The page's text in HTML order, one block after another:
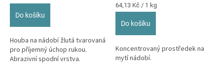
z
cena:
Do košíku
Houba na nádobí žlutá tvarovaná
pro příjemný úchop rukou.
Abrazivní spodní vrstva.
Měrná
cena:
64,13 Kč / 1 kg
Do košíku
Koncentrovaný prostředek na
mytí nádobí.